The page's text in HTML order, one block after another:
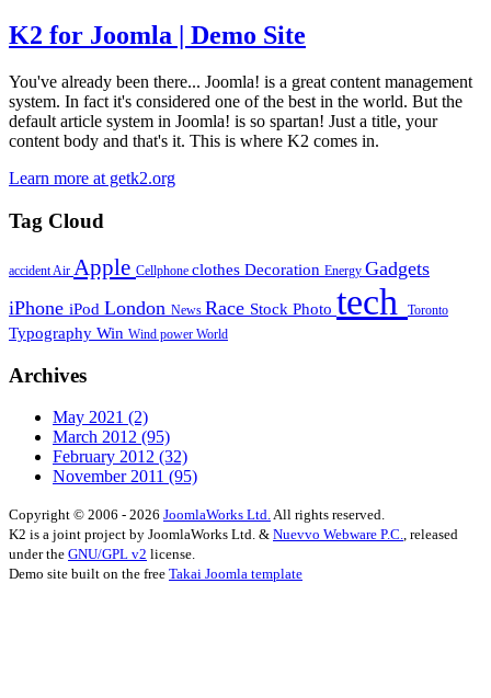
K2 for Joomla | Demo Site
You've already been there... Joomla! is a great content management
system. In fact it's considered one of the best in the world. But the
default article system in Joomla! is so spartan! Just a title, your
content body and that's it. This is where K2 comes in.
Learn more at getk2.org
Tag Cloud
accident Air Apple Cellphone clothes Decoration Energy Gadgets
iPhone iPod London News Race Stock Photo tech Toronto
Typography Win Wind power World
Archives
May 2021 (2)
March 2012 (95)
February 2012 (32)
November 2011 (95)
Copyright © 2006 - 2026 JoomlaWorks Ltd.All rights reserved.
K2 is a joint project by JoomlaWorks Ltd. & Nuevvo Webware P.C., released
under the GNU/GPL v2 license.
Demo site built on the free Takai Joomla template